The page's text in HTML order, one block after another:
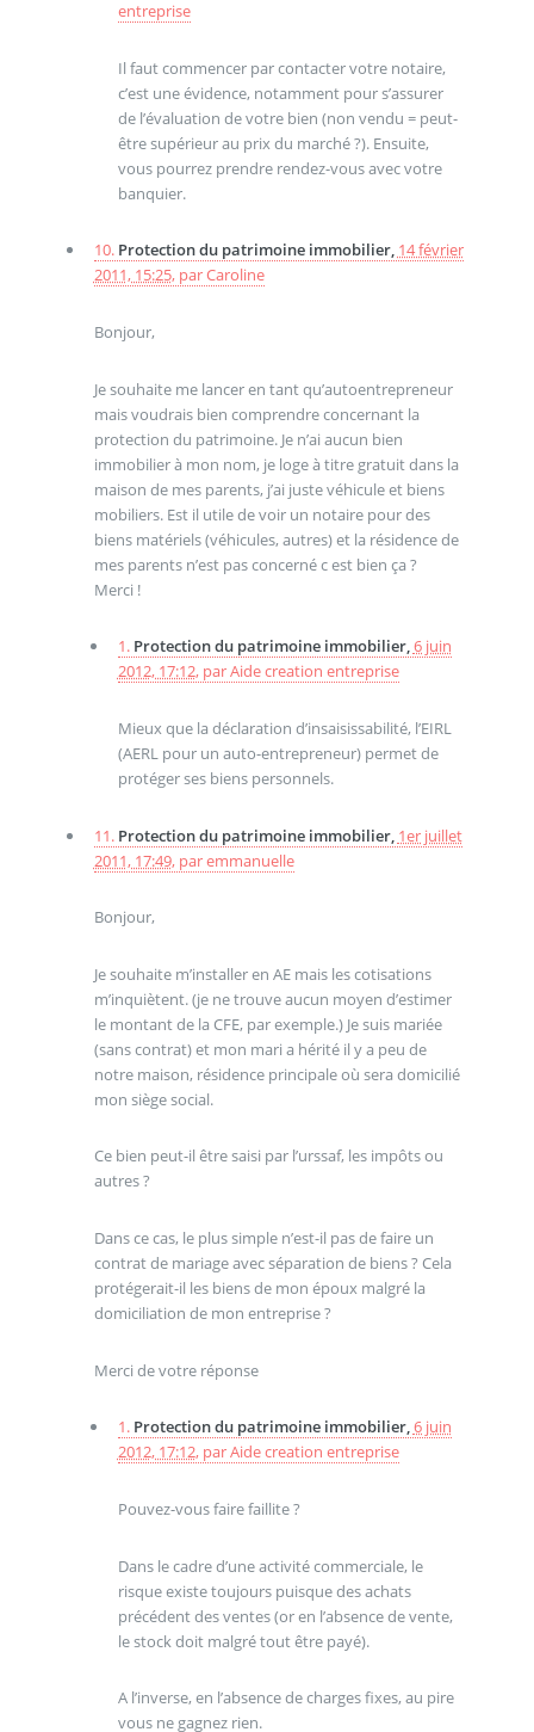
entreprise
Il faut commencer par contacter votre notaire,
c’est une évidence, notamment pour s’assurer
de l’évaluation de votre bien (non vendu = peut-
être supérieur au prix du marché ?). Ensuite,
vous pourrez prendre rendez-vous avec votre
banquier.
10. Protection du patrimoine immobilier, 14 février
2011, 15:25, parCaroline
Bonjour,
Je souhaite me lancer en tant qu’autoentrepreneur
mais voudrais bien comprendre concernant la
protection du patrimoine. Je n’ai aucun bien
immobilier à mon nom, je loge à titre gratuit dans la
maison de mes parents, j’ai juste véhicule et biens
mobiliers. Est il utile de voir un notaire pour des
biens matériels (véhicules, autres) et la résidence de
mes parents n’est pas concerné c est bien ça ?
Merci !
1. Protection du patrimoine immobilier,6 juin
2012, 17:12, parAide creation entreprise
Mieux que la déclaration d’insaisissabilité, l’EIRL
(AERL pour un auto-entrepreneur) permet de
protéger ses biens personnels.
11. Protection du patrimoine immobilier, 1er juillet
2011, 17:49, paremmanuelle
Bonjour,
Je souhaite m’installer en AE mais les cotisations
m’inquiètent. (je ne trouve aucun moyen d’estimer
le montant de la CFE, par exemple.) Je suis mariée
(sans contrat) et mon mari a hérité il y a peu de
notre maison, résidence principale où sera domicilié
mon siège social.
Ce bien peut-il être saisi par l’urssaf, les impôts ou
autres ?
Dans ce cas, le plus simple n’est-il pas de faire un
contrat de mariage avec séparation de biens ? Cela
protégerait-il les biens de mon époux malgré la
domiciliation de mon entreprise ?
Merci de votre réponse
1. Protection du patrimoine immobilier,6 juin
2012, 17:12, parAide creation entreprise
Pouvez-vous faire faillite ?
Dans le cadre d’une activité commerciale, le
risque existe toujours puisque des achats
précédent des ventes (or en l’absence de vente,
le stock doit malgré tout être payé).
A l’inverse, en l’absence de charges fixes, au pire
vous ne gagnez rien.